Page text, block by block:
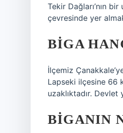
Tekir Dağları’nın
çevresinde yer
BIGA
İlçemiz
Lapseki ilçesine 66
uzaklıktadır.
BIGANIN